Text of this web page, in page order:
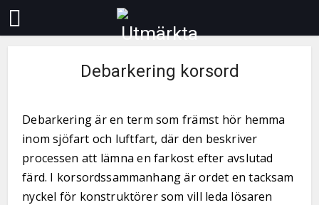
Debarkering korsord
Debarkering är en term som främst hör hemma
inom sjöfart och luftfart, där den beskriver
processen att lämna en farkost efter avslutad
färd. I korsordssammanhang är ordet en tacksam
nyckel för konstruktörer som vill leda lösaren